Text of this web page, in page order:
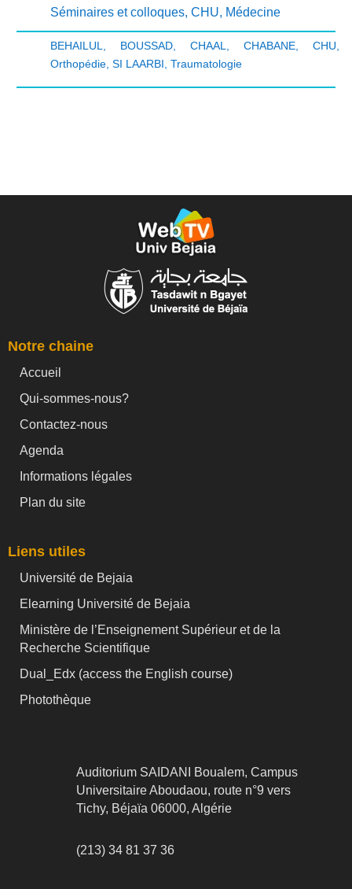
Séminaires et colloques, CHU, Médecine
BEHAILUL BOUSSAD, CHAAL CHABANE, CHU
Orthopédie, SI LAARBI Traumatologie
Notre chaine
Accueil
Qui-sommes-nous?
Contactez-nous
Agenda
Informations légales
Plan du site
Liens utiles
Université de Bejaia
Elearning Université de Bejaia
Ministère de l’Enseignement Supérieur et de la
Recherche Scientifique
Dual_Edx (access the English course)
Photothèque
Auditorium SAIDANI Boualem, Campus
Universitaire Aboudaou, route n°9 vers
Tichy, Béjaïa 06000, Algérie
(213) 34 81 37 36